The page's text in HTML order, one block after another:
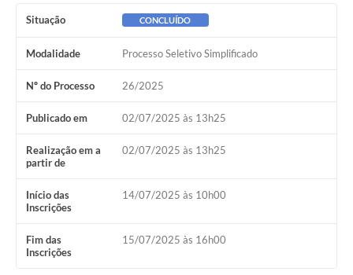
Situação CONCLUÍDO
Modalidade Processo Seletivo Simplificado
Nº do Processo 26/2025
Publicado em 02/07/2025 às 13h25
Realização em a
partir de
02/07/2025 às 13h25
Início das
Inscrições
14/07/2025 às 10h00
Fim das
Inscrições
15/07/2025 às 16h00